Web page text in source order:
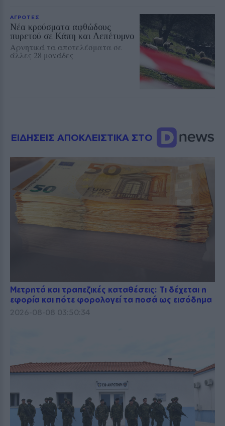
ΑΓΡΟΤΕΣ
Νέα κρούσματα αφθώδους
πυρετού σε Κάπη και Λεπέτυμνο
Αρνητικά τα αποτελέσματα σε
άλλες 28 μονάδες
ΕΙΔΗΣΕΙΣ ΑΠΟΚΛΕΙΣΤΙΚΑ ΣΤΟ
Μετρητά και τραπεζικές καταθέσεις: Τι δέχεται η
εφορία και πότε φορολογεί τα ποσά ως εισόδημα
2026-08-08 03:50:34